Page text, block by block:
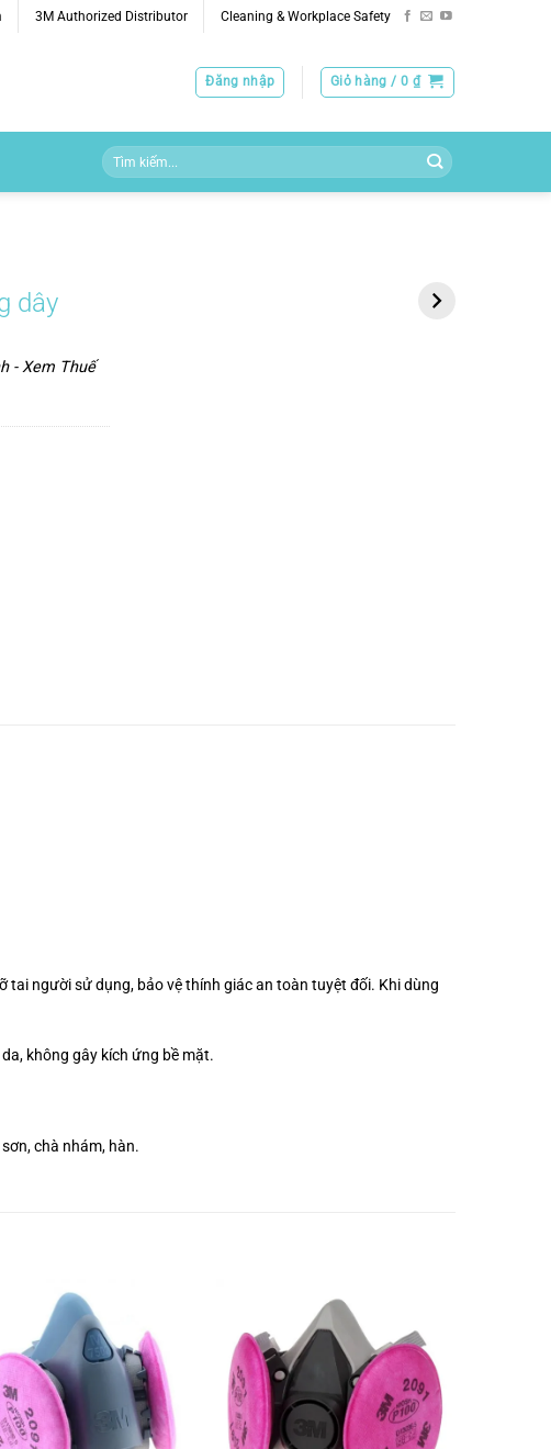
3M Authorized Distributor Cleaning & Workplace Safety
Đăng nhập Giỏ hàng / 0 ₫
Tìm
kiếm:
dây
-Xem Thuế
người sử dụng, bảo vệ thính giác an toàn tuyệt đối. Khi dùng
không gây kích ứng bề mặt.
chà nhám, hàn.